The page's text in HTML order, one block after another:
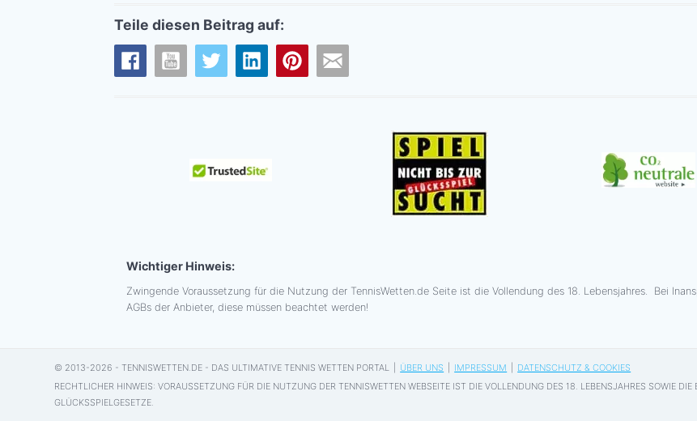
Teile diesen Beitrag auf:
Wichtiger Hinweis:
Zwingende Voraussetzung für die Nutzung der TennisWetten.de Seite ist die Vollendung des 18. Lebensjahres. Bei
AGBs der Anbieter, diese müssen beachtet werden!
© 2013-2026 - TENNISWETTEN.DE - DAS ULTIMATIVE TENNIS WETTEN PORTAL ÜBER UNS IMPRESSUM
DATENSCHUTZ & COOKIES
RECHTLICHER HINWEIS: VORAUSSETZUNG FÜR DIE NUTZUNG DER TENNISWETTEN WEBSEITE IST DIE VOLLENDUNG DES 18. LEBENSJAHRES SOWIE
GLÜCKSSPIELGESETZE.